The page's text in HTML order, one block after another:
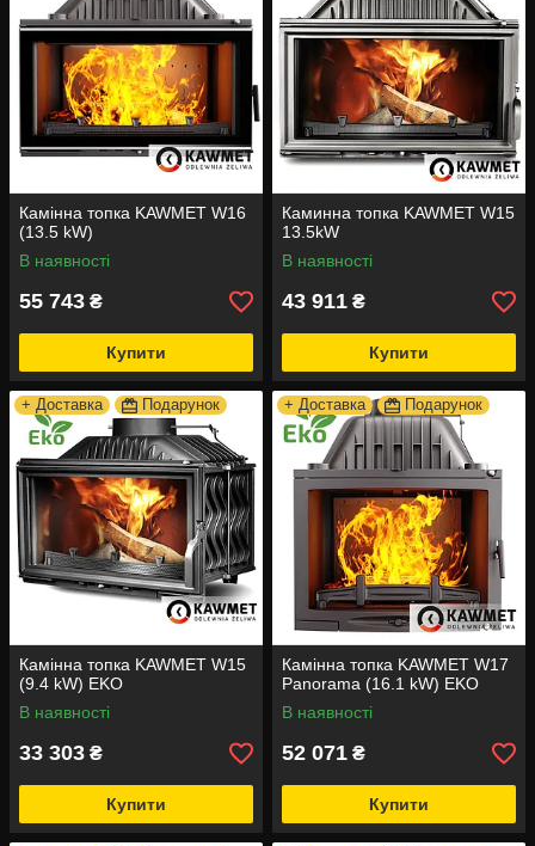
Камінна топка KAWMET W16
(13.5 kW)
В наявності
55 743 ₴
Купити
Каминна топка KAWMET W15
13.5kW
В наявності
43 911 ₴
Купити
+ Доставка Подарунок
Камінна топка KAWMET W15
(9.4 kW) EKO
В наявності
33 303 ₴
Купити
+ Доставка Подарунок
Камінна топка KAWMET W17
Panorama (16.1 kW) EKO
В наявності
52 071 ₴
Купити